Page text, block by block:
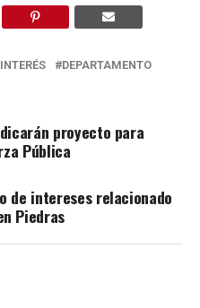
DEPARTAMENTO
proyecto para
Pública
de intereses relacionado
Piedras